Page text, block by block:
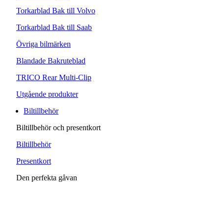
Torkarblad Bak till Volvo
Torkarblad Bak till Saab
Övriga bilmärken
Blandade Bakruteblad
TRICO Rear Multi-Clip
Utgående produkter
Biltillbehör
Biltillbehör och presentkort
Biltillbehör
Presentkort
Den perfekta gåvan